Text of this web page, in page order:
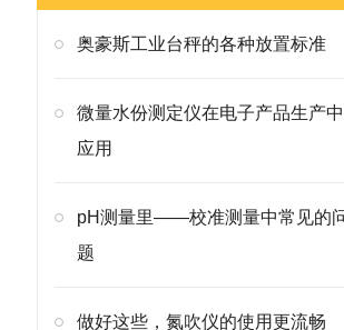
奥豪斯工业台秤的各种放置标准
微量水份测定仪在电子产品生产
应用
pH测量里——校准测量中常见的
题
做好这些，氮吹仪的使用更流畅